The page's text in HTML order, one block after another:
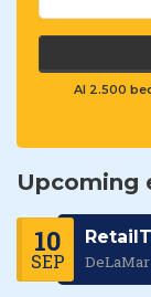
Al 2.500
Upcoming
10
SEP